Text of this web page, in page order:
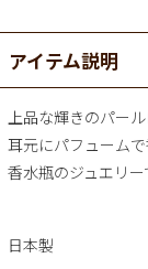
アイテム説明
上品な輝きのパー
耳元にパフューム
香水瓶のジュエリー
日本製